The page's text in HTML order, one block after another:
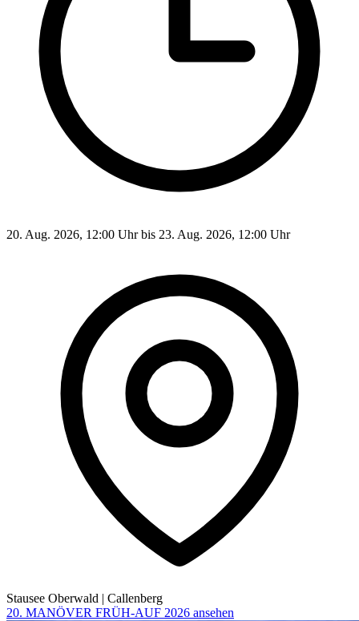
20. Aug. 2026, 12:00 Uhr bis 23. Aug. 2026, 12:00 Uhr
Stausee Oberwald | Callenberg
20. MANÖVER FRÜH-AUF 2026 ansehen